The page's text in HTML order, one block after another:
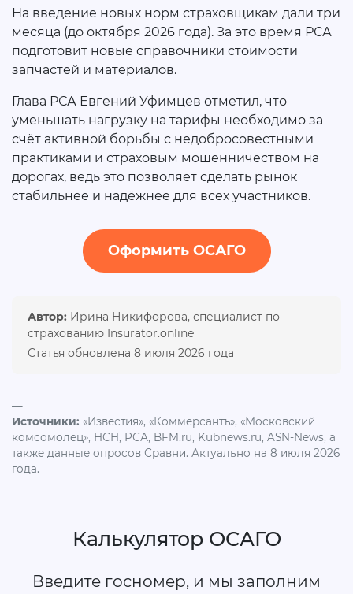
На введение новых норм страховщикам дали три
месяца (до октября 2026 года). За это время РСА
подготовит новые справочники стоимости
запчастей и материалов.
Глава РСА Евгений Уфимцев отметил, что
уменьшать нагрузку на тарифы необходимо за
счёт активной борьбы с недобросовестными
практиками и страховым мошенничеством на
дорогах, ведь это позволяет сделать рынок
стабильнее и надёжнее для всех участников.
Оформить ОСАГО
Автор: Ирина Никифорова, специалист по
страхованию Insurator.online
Статья обновлена 8 июля 2026 года
—
Источники: «Известия», «Коммерсантъ», «Московский
комсомолец», НСН, РСА, BFM.ru, Kubnews.ru, ASN-News, а
также данные опросов Сравни. Актуально на 8 июля 2026
года.
Калькулятор ОСАГО
Введите госномер, и мы заполним